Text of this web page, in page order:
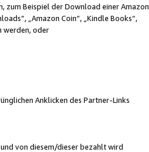
zum Beispiel der Download einer Amazon
„Amazon Coin“, „Kindle Books“,
werden, oder
Anklicken des Partner-Links
von diesem/dieser bezahlt wird